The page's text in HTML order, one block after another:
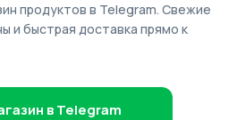
продуктов в Telegram. Свежие
и быстрая доставка прямо к
в Telegram